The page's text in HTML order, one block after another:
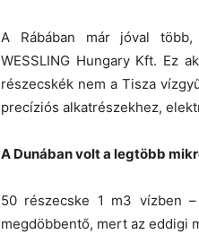
A Rábában már jóval több,
WESSLING Hungary Kft. Ez
részecskék nem a Tisza
precíziós alkatrészekhez,
A Dunában volt a legtöbb
50 részecske 1 m3 vízben
megdöbbentő, mert az eddigi